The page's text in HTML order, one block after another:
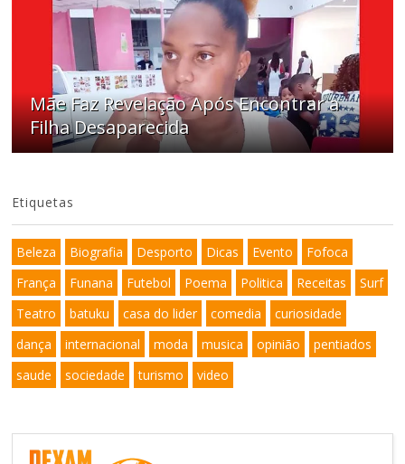
Mãe Faz Revelação Após Encontrar a
Filha Desaparecida
Etiquetas
Beleza Biografia Desporto Dicas Evento
Fofoca
França
Funana Futebol Poema Politica Receitas
Surf
Teatro
batuku casa do lider comedia
curiosidade
dança
internacional moda musica opinião
pentiados
saude
sociedade turismo video